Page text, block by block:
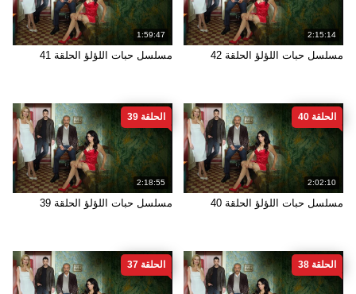
2:15:14
مسلسل حبات اللؤلؤ الحلقة 42
1:59:47
مسلسل حبات اللؤلؤ الحلقة 41
2:02:10
الحلقة 40
مسلسل حبات اللؤلؤ الحلقة 40
2:18:55
الحلقة 39
مسلسل حبات اللؤلؤ الحلقة 39
الحلقة 38 الحلقة 37